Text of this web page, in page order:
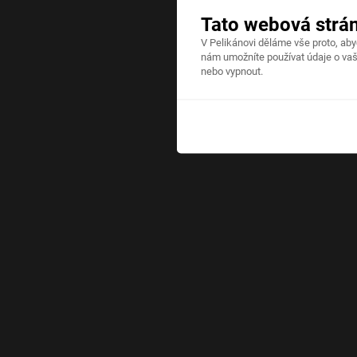
Tato webová
V Pelikánovi děláme vše proto,
nám umožníte používat údaje o
nebo vypnout.